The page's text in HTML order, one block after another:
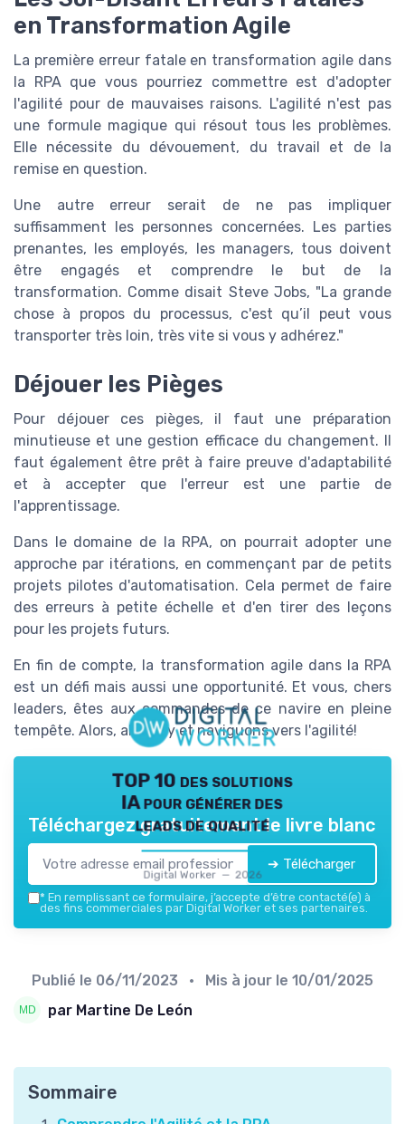
en Transformation Agile
La première erreur fatale en transformation agile dans
la RPA que vous pourriez commettre est d'adopter
l'agilité pour de mauvaises raisons. L'agilité n'est pas
une formule magique qui résout tous les problèmes.
Elle nécessite du dévouement, du travail et de la
remise en question.
Une autre erreur serait de ne pas impliquer
suffisamment les personnes concernées. Les parties
prenantes, les employés, les managers, tous doivent
être engagés et comprendre le but de la
transformation. Comme disait Steve Jobs, "La grande
chose à propos du processus, c'est qu’il peut vous
transporter très loin, très vite si vous y adhérez."
Déjouer les Pièges
Pour déjouer ces pièges, il faut une préparation
minutieuse et une gestion efficace du changement. Il
faut également être prêt à faire preuve d'adaptabilité
et à accepter que l'erreur est une partie de
l'apprentissage.
Dans le domaine de la RPA, on pourrait adopter une
approche par itérations, en commençant par de petits
projets pilotes d'automatisation. Cela permet de faire
des erreurs à petite échelle et d'en tirer des leçons
pour les projets futurs.
En fin de compte, la transformation agile dans la RPA
est un défi mais aussi une opportunité. Et vous, chers
leaders, êtes aux commandes de ce navire en pleine
tempête. Alors, allons-y et naviguons vers l'agilité!
TOP 10 des solutions
IA pour générer des
leads de qualité
Digital Worker — 2026
Téléchargez gratuitement le livre blanc
➔ Télécharger
* En remplissant ce formulaire, j’accepte d’être contacté(e) à
des fins commerciales par Digital Worker et ses partenaires.
Publié le 06/11/2023 • Mis à jour le 10/01/2025
par Martine De León
Sommaire